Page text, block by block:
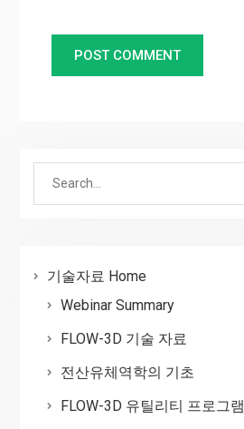
Search
기술자료 Home
Webinar Summary
FLOW-3D 기술 자료
전산유체역학의 기초
FLOW-3D 유틸리티 프로그램